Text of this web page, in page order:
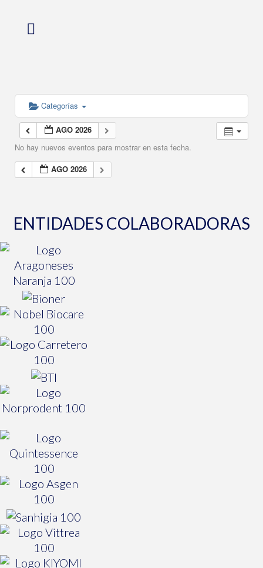
Categorías
AGO 2026
No hay nuevos eventos para mostrar en esta fecha.
AGO 2026
ENTIDADES COLABORADORAS